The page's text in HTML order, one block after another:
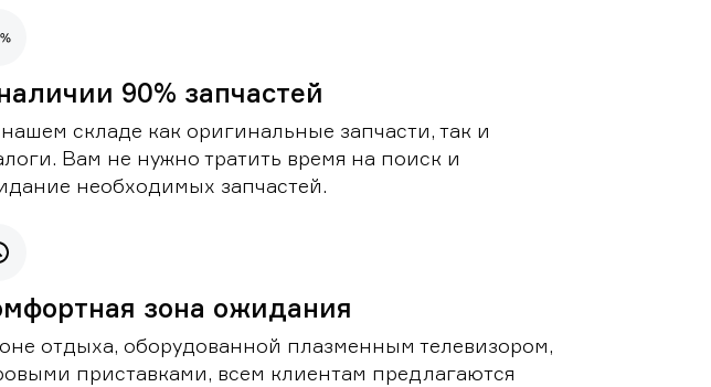
90% запчастей
складе как оригинальные запчасти, так и
Вам не нужно тратить время на поиск и
необходимых запчастей.
зона ожидания
отдыха, оборудованной плазменным телевизором,
приставками, всем клиентам предлагаются